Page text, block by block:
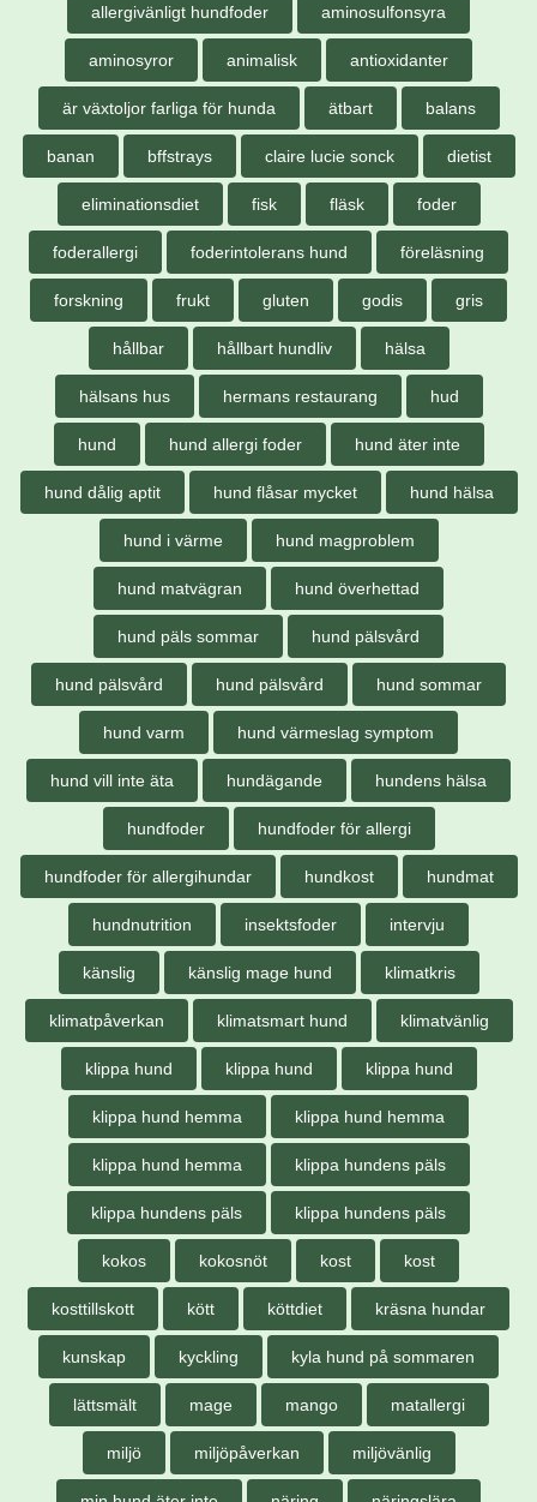
allergivänligt hundfoder aminosulfonsyra
aminosyror animalisk antioxidanter
är växtoljor farliga för hunda ätbart balans
banan bffstrays claire lucie sonck dietist
eliminationsdiet fisk fläsk foder
foderallergi foderintolerans hund föreläsning
forskning frukt gluten godis gris
hållbar hållbart hundliv hälsa
hälsans hus hermans restaurang hud
hund hund allergi foder hund äter inte
hund dålig aptit hund flåsar mycket hund hälsa
hund i värme hund magproblem
hund matvägran hund överhettad
hund päls sommar hund pälsvård
hund pälsvård hund pälsvård hund sommar
hund varm hund värmeslag symptom
hund vill inte äta hundägande hundens hälsa
hundfoder hundfoder för allergi
hundfoder för allergihundar hundkost hundmat
hundnutrition insektsfoder intervju
känslig känslig mage hund klimatkris
klimatpåverkan klimatsmart hund klimatvänlig
klippa hund klippa hund klippa hund
klippa hund hemma klippa hund hemma
klippa hund hemma klippa hundens päls
klippa hundens päls klippa hundens päls
kokos kokosnöt kost kost
kosttillskott kött köttdiet kräsna hundar
kunskap kyckling kyla hund på sommaren
lättsmält mage mango matallergi
miljö miljöpåverkan miljövänlig